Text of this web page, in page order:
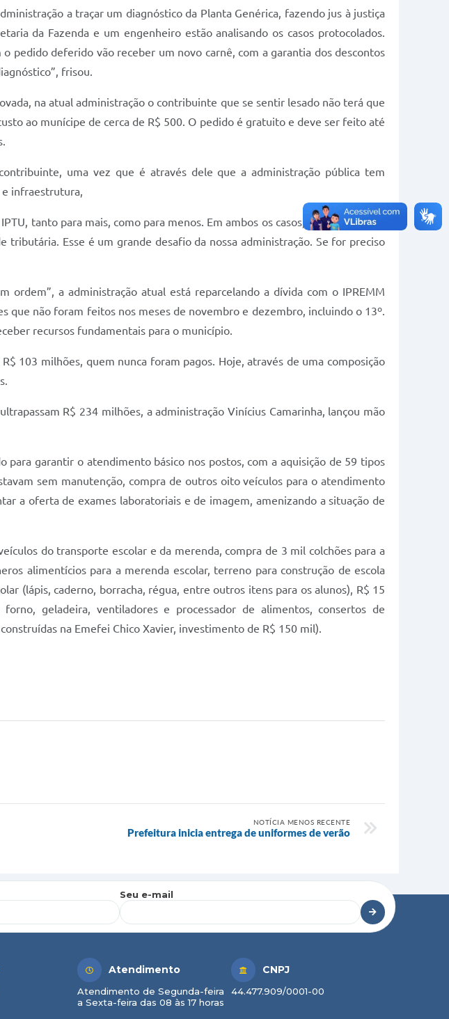
a traçar um diagnóstico da Planta Genérica, fazendo jus à justiça
da Fazenda e um engenheiro estão analisando os casos protocolados.
pedido deferido vão receber um novo carnê, com a garantia dos descontos
frisou.
na atual administração o contribuinte que se sentir lesado não terá que
ao munícipe de cerca de R$ 500. O pedido é gratuito e deve ser feito até
uma vez que é através dele que a administração pública tem
e infraestrutura,
tanto para mais, como para menos. Em ambos os casos, a administração
Esse é um grande desafio da nossa administração. Se for preciso
a administração atual está reparcelando a dívida com o IPREMM
que não foram feitos nos meses de novembro e dezembro, incluindo o 13º.
recursos fundamentais para o município.
103 milhões, quem nunca foram pagos. Hoje, através de uma composição
R$ 234 milhões, a administração Vinícius Camarinha, lançou mão
garantir o atendimento básico nos postos, com a aquisição de 59 tipos
sem manutenção, compra de outros oito veículos para o atendimento
a oferta de exames laboratoriais e de imagem, amenizando a situação de
do transporte escolar e da merenda, compra de 3 mil colchões para a
alimentícios para a merenda escolar, terreno para construção de escola
(lápis, caderno, borracha, régua, entre outros itens para os alunos), R$ 15
geladeira, ventiladores e processador de alimentos, consertos de
na Emefei Chico Xavier, investimento de R$ 150 mil).
NOTÍCIA MENOS RECENTE
Prefeitura inicia entrega de uniformes de verão
Seu e-mail
Atendimento
Atendimento de Segunda-feira
a Sexta-feira das 08 às 17 horas
CNPJ
44.477.909/0001-00